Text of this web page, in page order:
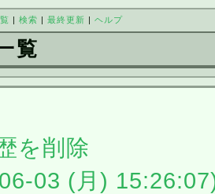
| 検索 | 最終更新 | ヘルプ
覧
を削除
03 (月)